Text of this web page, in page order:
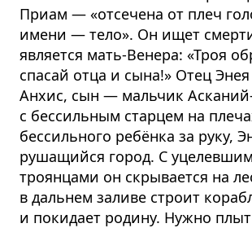
Приам — «отсечена от плеч
имени — тело». Он ищет
является мать-Венера: «Троя
спасай отца и сына!» Отец
Анхис, сын — мальчик
с бессильным старцем на
бессильного ребёнка за руку,
рушащийся город. С
троянцами он скрывается на
в дальнем заливе строит
и покидает родину. Нужно